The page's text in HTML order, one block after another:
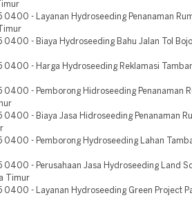
0400 - Layanan Hydroseeding Penanaman
0400 - Biaya Hydroseeding Bahu Jalan Tol
0400 - Harga Hydroseeding Reklamasi
0400 - Pemborong Hidroseeding Penanaman
0400 - Biaya Jasa Hidroseeding Penanaman
0400 - Pemborong Hydroseeding Lahan
0400 - Perusahaan Jasa Hydroseeding Land
Timur
0400 - Layanan Hydroseeding Green Project